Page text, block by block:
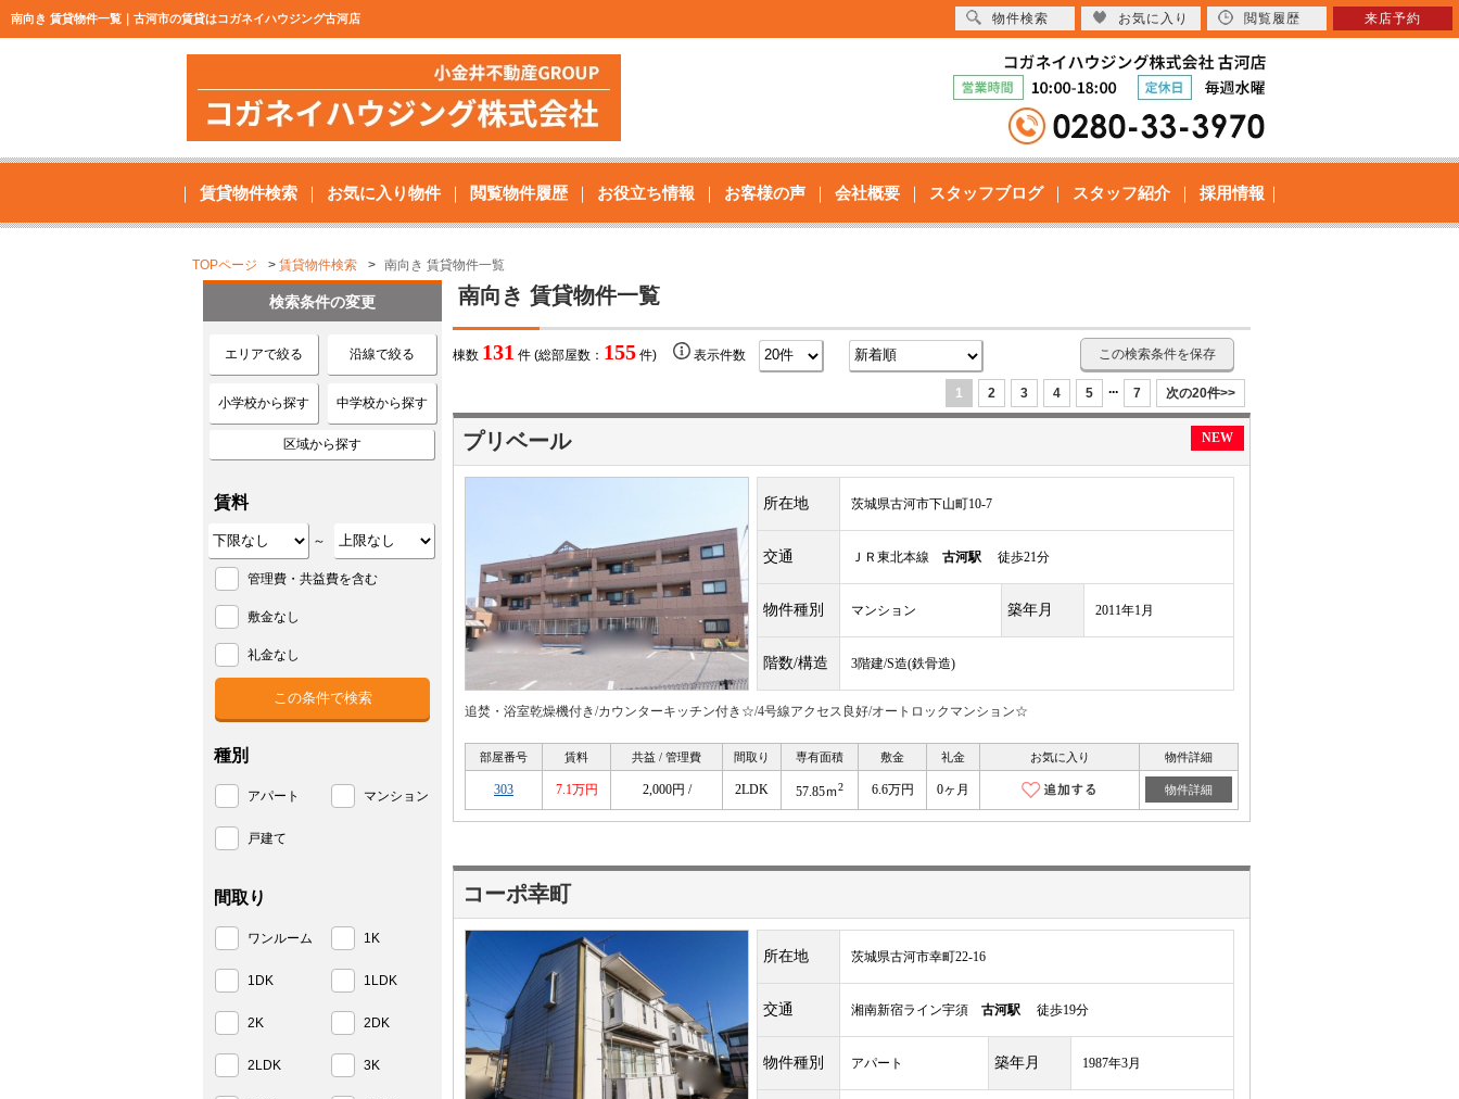
南向き 賃貸物件一覧｜古河市の賃貸はコガネイハウジング古河店
賃貸物件検索 お気に入り物件 閲覧物件履歴 お役立ち情報 お客様の声 会社概要 スタッフブログ スタッフ紹介 採用情報
TOPページ 賃貸物件検索 南向き 賃貸物件一覧
南向き 賃貸物件一覧
棟数 131 件 (総部屋数： 155 件) 表示件数 この検索条件を保存
1 2 3 4 5 ... 7 次の20件>>
プリベール NEW
所在地 茨城県古河市下山町10-7
交通 ＪＲ東北本線 古河駅 徒歩21分
物件種別 マンション 築年月 2011年1月
階数/構造 3階建/S造(鉄骨造)
追焚・浴室乾燥機付き/カウンターキッチン付き☆/4号線アクセス良好/オートロックマンション☆
部屋番号 賃料 共益 / 管理費 間取り 専有面積 敷金 礼金 お気に入り 物件詳細
303 7.1万円 2,000円 / 2LDK 57.85ｍ2 6.6万円 0ヶ月 物件詳細
コーポ幸町
所在地 茨城県古河市幸町22-16
交通 湘南新宿ライン宇須 古河駅 徒歩19分
物件種別 アパート 築年月 1987年3月
検索条件の変更
エリアで絞る 沿線で絞る
小学校から探す 中学校から探す
区域から探す
賃料
～
管理費・共益費を含む
敷金なし
礼金なし
種別
アパート マンション
戸建て
間取り
ワンルーム 1K
1DK 1LDK
2K 2DK
2LDK 3K
物件検索 お気に入り 閲覧履歴 来店予約